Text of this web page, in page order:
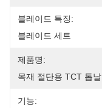
블레이드 특징:
블레이드 세트
제품명:
목재 절단용 TCT 톱날
기능: